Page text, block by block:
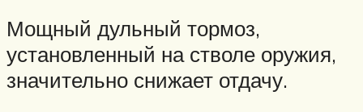
Мощный дульный тормоз,
установленный на стволе оружия,
значительно снижает отдачу.